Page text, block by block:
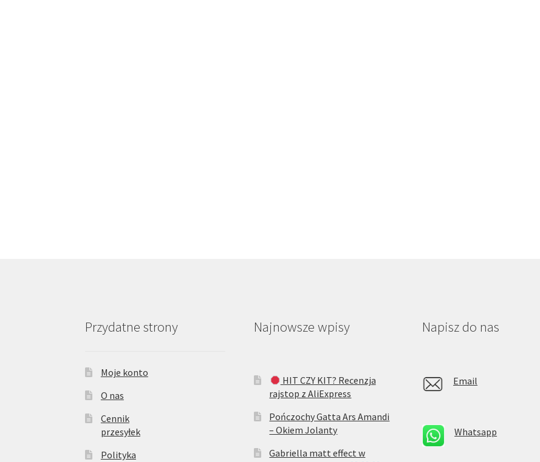
Przydatne strony
Moje konto
O nas
Cennik
przesyłek
Polityka
Najnowsze wpisy
HIT CZY KIT? Recenzja
rajstop z AliExpress
Pończochy Gatta Ars Amandi
– Okiem Jolanty
Gabriella matt effect w
Napisz do nas
Email
Whatsapp